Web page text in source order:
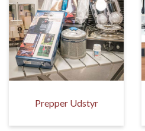
Prepper Udstyr